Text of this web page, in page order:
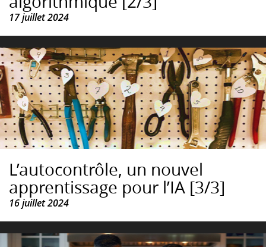
17 juillet 2024
L’autocontrôle, un nouvel
apprentissage pour l’IA [3/3]
16 juillet 2024